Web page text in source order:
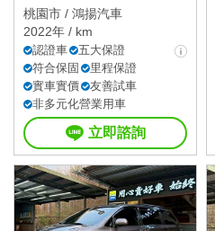
桃園市 / 鴻揚汽車
2022年 / km
認證車
五大保證
符合保固
里程保證
實車實價
友善試車
非多元化營業用車
立即諮詢